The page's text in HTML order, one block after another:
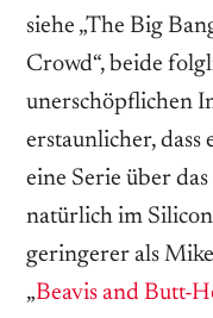
siehe „The Big
Crowd“, beide
unerschöpflichen
erstaunlicher, dass
eine Serie über
natürlich im
geringerer als
„Beavis and Butt-